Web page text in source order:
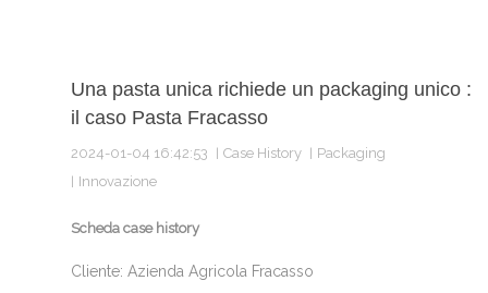
Una pasta unica richiede un packaging unico :
il caso Pasta Fracasso
2024-01-04 16:42:53 Case History
Packaging
Innovazione
Scheda case history
Cliente: Azienda Agricola Fracasso